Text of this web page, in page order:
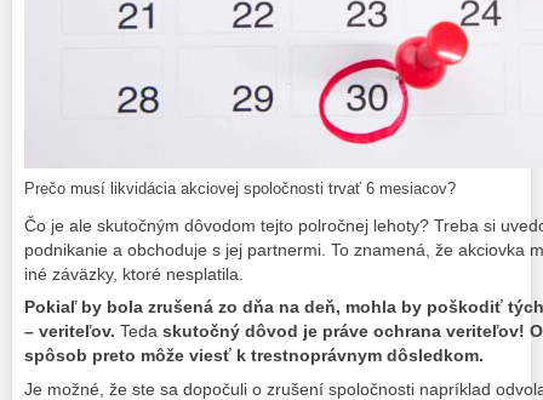
Prečo musí likvidácia akciovej spoločnosti trvať 6 mesiacov?
Čo je ale skutočným dôvodom tejto polročnej lehoty? Treba si
podnikanie a obchoduje s jej partnermi. To znamená, že akciovka
iné záväzky, ktoré nesplatila.
Pokiaľ by bola zrušená zo dňa na deň, mohla by poškodiť
– veriteľov. Teda skutočný dôvod je práve ochrana veriteľov!
spôsob preto môže viesť k trestnoprávnym dôsledkom.
Je možné, že ste sa dopočuli o zrušení spoločnosti napríklad